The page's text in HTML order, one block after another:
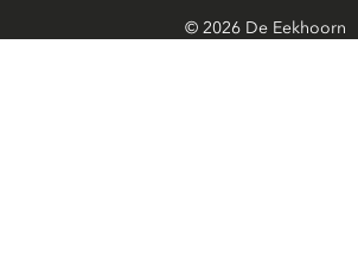
© 2026 De Eekhoorn